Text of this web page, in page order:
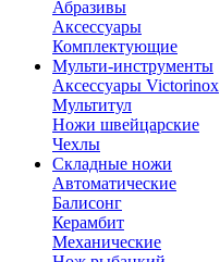
Абразивы
Аксессуары
Комплектующие
Мульти-инструменты
Аксессуары Victorinox
Мультитул
Ножи швейцарские
Чехлы
Складные ножи
Автоматические
Балисонг
Керамбит
Механические